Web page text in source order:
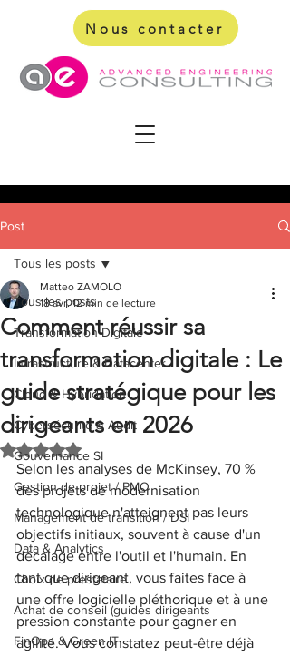
Nous contacter
Post
Tous les posts
Transformation Digitale
Infrastructure & Datacenter
Cloud & Hybridation
Cybersécurité & Audit
Gouvernance SI
Gestion de projet / PMO
Management de transition / DSI
Data & Analytics
Choix de prestataire
Achat de conseil (guides dirigeants
FinOps & Green IT
Tous les posts
Comment réussir sa
transformation digitale : Le
guide stratégique pour les
dirigeants en 2026
Matteo ZAMOLO
18 avr. 12 min de lecture
Noté NaN étoiles sur 5.
Selon les analyses de McKinsey, 70 %
des projets de modernisation
technologique n'atteignent pas leurs
objectifs initiaux, souvent à cause d'un
décalage entre l'outil et l'humain. En
tant que dirigeant, vous faites face à
une offre logicielle pléthorique et à une
pression constante pour gagner en
agilité. Vous constatez peut-être déjà